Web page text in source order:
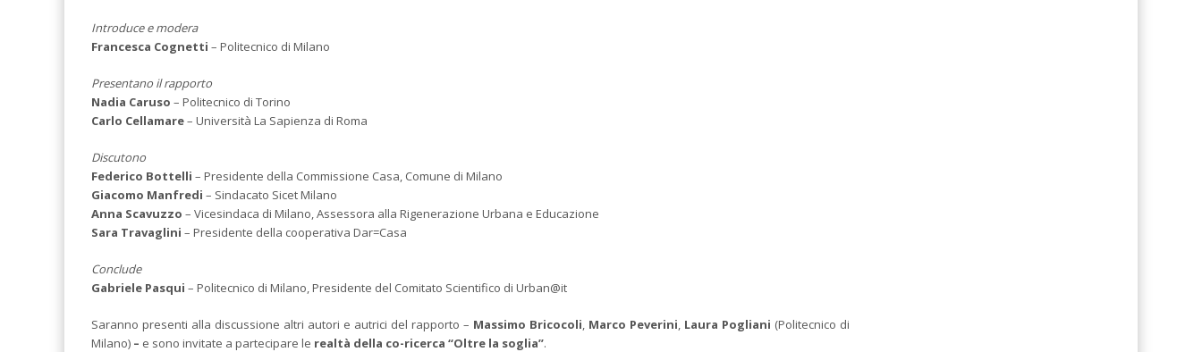
Introduce e modera
Francesca Cognetti – Politecnico di Milano
Presentano il rapporto
Nadia Caruso – Politecnico di Torino
Carlo Cellamare– Università La Sapienza di Roma
Discutono
Federico Bottelli – Presidente della Commissione Casa, Comune di Milano
Giacomo Manfredi – Sindacato Sicet Milano
Anna Scavuzzo – Vicesindaca di Milano, Assessora alla Rigenerazione Urbana e Educazione
Sara Travaglini – Presidente della cooperativa Dar=Casa
Conclude
Gabriele Pasqui – Politecnico di Milano, Presidente del Comitato Scientifico di Urban@it
Saranno presenti alla discussione altri autori e autrici del rapporto – Massimo Bricocoli, Marco Peverini, Laura Pogliani (Politecnico di
Milano) – e sono invitate a partecipare le realtà della co-ricerca “Oltre la soglia”.